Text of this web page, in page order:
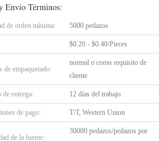
Envío Términos:
de orden mínima: 5000 pedazos
$0.20 - $0.40/Pieces
de empaquetado:
normal o como requisito de
cliente
de entrega: 12 días del trabajo
de pago: T/T, Western Union
de la fuente:
30000 pedazos/pedazos por